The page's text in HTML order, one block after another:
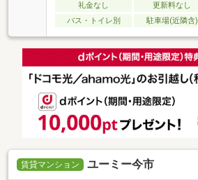
礼金なし 更新料なし
バス・トイレ別
駐車場(近隣含)
賃貸マンション ユーミー今市